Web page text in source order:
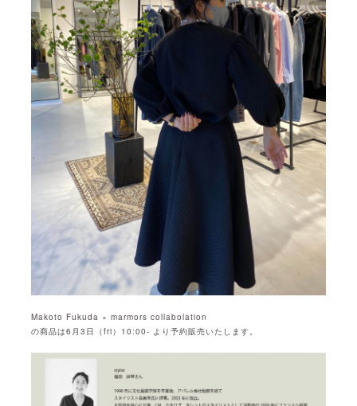
Makoto Fukuda × marmors collabolation
の商品は6月3日（fri）10:00- より予約販売いたします。